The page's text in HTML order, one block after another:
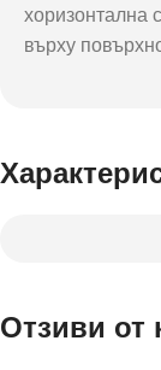
хоризонтална
върху
Отзиви от